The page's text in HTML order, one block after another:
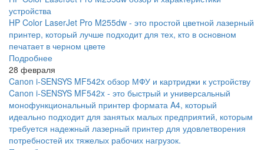
устройства
HP Color LaserJet Pro M255dw - это простой цветной лазерный
принтер, который лучше подходит для тех, кто в основном
печатает в черном цвете
Подробнее
28 февраля
Canon i-SENSYS MF542x обзор МФУ и картриджи к устройству
Canon i-SENSYS MF542x - это быстрый и универсальный
монофункциональный принтер формата A4, который
идеально подходит для занятых малых предприятий, которым
требуется надежный лазерный принтер для удовлетворения
потребностей их тяжелых рабочих нагрузок.